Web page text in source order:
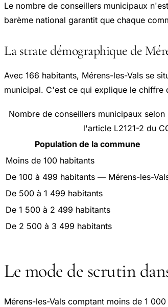
Le nombre de conseillers municipaux
barème national garantit que chaque
La strate démographique de
Avec 166 habitants, Mérens-les-Vals se
municipal. C'est ce qui explique le chiffre
Nombre de conseillers municipaux
l'article L2121-2 du
Population de la commune
Moins de 100 habitants
De 100 à 499 habitants — Mérens-les-
De 500 à 1 499 habitants
De 1 500 à 2 499 habitants
De 2 500 à 3 499 habitants
Le mode de scrutin
Mérens-les-Vals comptant moins de 1